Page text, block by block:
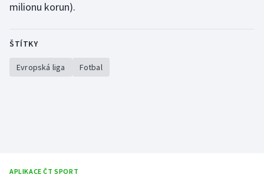
Parasport
Plážový volejbal
Short track
milionu korun).
ŠTÍTKY
Evropská liga Fotbal
APLIKACE ČT SPORT